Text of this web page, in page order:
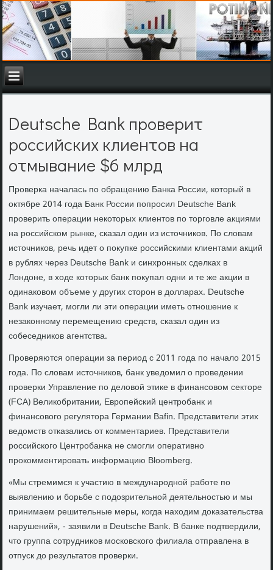
Deutsche Bank проверит
российских клиентов на
отмывание $6 млрд
Проверка началась по обращению Банка России, который в
октябре 2014 года Банк России попросил Deutsche Bank
проверить операции некоторых клиентов по торговле акциями
на российском рынке, сказал один из источников. По словам
источников, речь идет о покупке российскими клиентами акций
в рублях через Deutsche Bank и синхронных сделках в
Лондоне, в ходе которых банк покупал одни и те же акции в
одинаковом объеме у других сторон в долларах. Deutsche
Bank изучает, могли ли эти операции иметь отношение к
незаконному перемещению средств, сказал один из
собеседников агентства.
Проверяются операции за период с 2011 года по начало 2015
года. По словам источников, банк уведомил о проведении
проверки Управление по деловой этике в финансовом секторе
(FCA) Великобритании, Европейский центробанк и
финансового регулятора Германии Bafin. Представители этих
ведомств отказались от комментариев. Представители
российского Центробанка не смогли оперативно
прокомментировать информацию Bloomberg.
«Мы стремимся к участию в международной работе по
выявлению и борьбе с подозрительной деятельностью и мы
принимаем решительные меры, когда находим доказательства
нарушений», - заявили в Deutsche Bank. В банке подтвердили,
что группа сотрудников московского филиала отправлена в
отпуск до результатов проверки.